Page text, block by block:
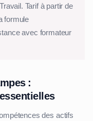
Tarif à partir de
formule
avec formateur
:
des actifs